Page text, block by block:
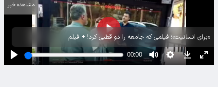
«برای انسانیت»؛ فیلمی که جامعه را دو قطبی کرد! + فیلم
مشاهده خبر